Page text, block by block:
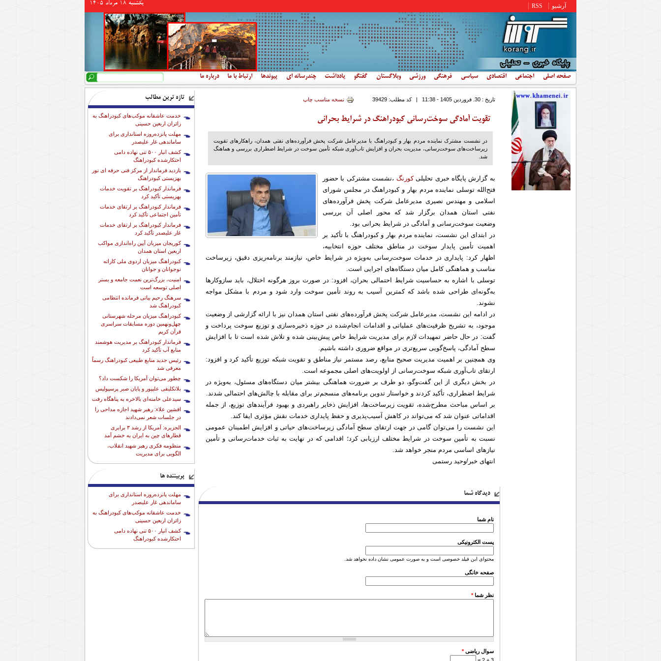
يكشنبه 18 مرداد 1405 آرشیو RSS
صفحه اصلی اجتماعی اقتصادی سیاسی فرهنگی ورزشی وبلاگستان گفتگو یادداشت چندرسانه ای پیوندها ارتباط با ما درباره ما فرم جستجو
جستجو
تازه ترین مطالب
خدمت عاشقانه موکب‌های کبودراهنگ به
زائران اربعین حسینی
مهلت پانزده‌روزه استانداری برای
ساماندهی غار علیصدر
کشف انبار ۵۰۰ تنی نهاده دامی
احتکارشده کبودراهنگ
بازدید فرماندار از مرکز فنی حرفه ای نور
بهزیستی کبودراهنگ
فرماندار کبودراهنگ بر تقویت خدمات
بهزیستی تأکید کرد
فرماندار کبودراهنگ بر ارتقای خدمات
تأمین اجتماعی تأکید کرد
فرماندار کبودراهنگ بر ارتقای خدمات
غار علیصدر تأکید کرد
کوریجان میزبان آیین راه‌اندازی مواکب
اربعین استان همدان
کبودراهنگ میزبان اردوی ملی کاراته
نوجوانان و جوانان
امنیت، بزرگ‌ترین نعمت جامعه و بستر
اصلی توسعه است
سرهنگ رحیم بیاتی فرمانده انتظامی
کبودراهنگ شد
کبودراهنگ میزبان مرحله شهرستانی
چهل‌ونهمین دوره مسابقات سراسری
قرآن کریم
فرماندار کبودراهنگ بر مدیریت هوشمند
منابع آب تأکید کرد
رئیس جدید منابع طبیعی کبودراهنگ رسماً
معرفی شد
چطور می‌توان آمریکا را شکست داد؟
بلاتکلیفی علیپور و پایان صبر پرسپولیس
سیدعلی خامنه‌ای بالاخره به پناهگاه رفت
افشین علاء: رهبر شهید اجازه مداحی را
در جلسات شعر نمی‌دادند
الجزیره: آمریکا از رشد ۳ برابری
قطارهای چین به ایران به خشم آمد
منظومه فکری رهبر شهید انقلاب،
الگویی برای مدیریت
پربیننده ها
مهلت پانزده‌روزه استانداری برای
ساماندهی غار علیصدر
خدمت عاشقانه موکب‌های کبودراهنگ به
زائران اربعین حسینی
کشف انبار ۵۰۰ تنی نهاده دامی
احتکارشده کبودراهنگ
تاریخ : 30. فروردين 1405 - 11:38 |کد مطلب:39429 نسخه مناسب چاپ
تقویت آمادگی سوخت‌رسانی کبودراهنگ در شرایط بحرانی
در نشست مشترک نماینده مردم بهار و کبودراهنگ با مدیرعامل شرکت پخش فرآورده‌های نفتی همدان، راهکارهای تقویت
زیرساخت‌های سوخت‌رسانی، مدیریت بحران و افزایش تاب‌آوری شبکه تأمین سوخت در شرایط اضطراری بررسی و هماهنگ
شد.
به گزارش پایگاه خبری تحلیلیکورنگ ،نشست مشترکی با حضور
فتح‌الله توسلی نماینده مردم بهار و کبودراهنگ در مجلس شورای
اسلامی و مهندس نصیری مدیرعامل شرکت پخش فرآورده‌های
نفتی استان همدان برگزار شد که محور اصلی آن بررسی
وضعیت سوخت‌رسانی و آمادگی در شرایط بحرانی بود.
در ابتدای این نشست، نماینده مردم بهار و کبودراهنگ با تأکید بر
اهمیت تأمین پایدار سوخت در مناطق مختلف حوزه انتخابیه،
اظهار کرد: پایداری در خدمات سوخت‌رسانی به‌ویژه در شرایط خاص، نیازمند برنامه‌ریزی دقیق، زیرساخت
مناسب و هماهنگی کامل میان دستگاه‌های اجرایی است.
توسلی با اشاره به حساسیت شرایط احتمالی بحران، افزود: در صورت بروز هرگونه اختلال، باید سازوکارها
به‌گونه‌ای طراحی شده باشد که کمترین آسیب به روند تأمین سوخت وارد شود و مردم با مشکل مواجه
نشوند.
در ادامه این نشست، مدیرعامل شرکت پخش فرآورده‌های نفتی استان همدان نیز با ارائه گزارشی از وضعیت
موجود، به تشریح ظرفیت‌های عملیاتی و اقدامات انجام‌شده در حوزه ذخیره‌سازی و توزیع سوخت پرداخت و
گفت: در حال حاضر تمهیدات لازم برای مدیریت شرایط خاص پیش‌بینی شده و تلاش شده است تا با افزایش
سطح آمادگی، پاسخ‌گویی سریع‌تری در مواقع ضروری داشته باشیم.
وی همچنین بر اهمیت مدیریت صحیح منابع، رصد مستمر نیاز مناطق و تقویت شبکه توزیع تأکید کرد و افزود:
ارتقای تاب‌آوری شبکه سوخت‌رسانی از اولویت‌های اصلی مجموعه است.
در بخش دیگری از این گفت‌وگو، دو طرف بر ضرورت هماهنگی بیشتر میان دستگاه‌های مسئول، به‌ویژه در
شرایط اضطراری، تأکید کردند و خواستار تدوین برنامه‌های منسجم‌تر برای مقابله با چالش‌های احتمالی شدند.
بر اساس مباحث مطرح‌شده، تقویت زیرساخت‌ها، افزایش ذخایر راهبردی و بهبود فرآیندهای توزیع، از جمله
اقداماتی عنوان شد که می‌تواند در کاهش آسیب‌پذیری و حفظ پایداری خدمات نقش مؤثری ایفا کند.
این نشست را می‌توان گامی در جهت ارتقای سطح آمادگی زیرساخت‌های حیاتی و افزایش اطمینان عمومی
نسبت به تأمین سوخت در شرایط مختلف ارزیابی کرد؛ اقدامی که در نهایت به ثبات خدمات‌رسانی و تأمین
نیازهای اساسی مردم منجر خواهد شد.
انتهای خبر/وحید رستمی
دیدگاه شما
نام شما
پست الکترونیکی
محتوای این فیلد خصوصی است و به صورت عمومی نشان داده نخواهد شد.
صفحه خانگی
نظر شما*
سوال ریاضی*